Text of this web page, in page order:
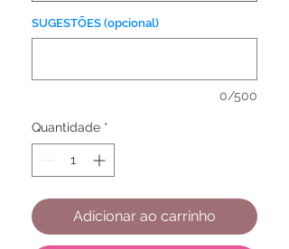
SUGESTÕES (opcional)
0/500
Quantidade *
Adicionar ao carrinho